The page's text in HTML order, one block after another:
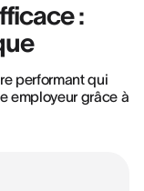
:
performant qui
employeur grâce à